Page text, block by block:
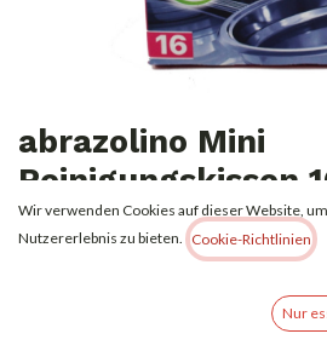
abrazolino Mini
Reinigungskissen
1,99€ Alle Preise inkl. MwSt.
Wir verwenden Cookies auf dieser Website,
Nutzererlebnis zu bieten.
Cookie-Richtlinien
Nur